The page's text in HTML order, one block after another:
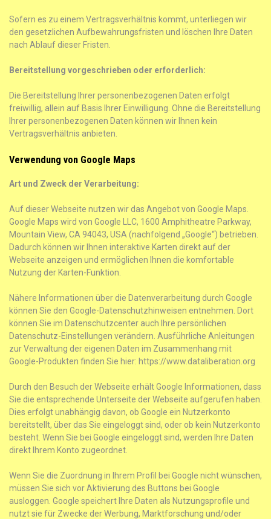
Sofern es zu einem Vertragsverhältnis kommt, unterliegen wir
den gesetzlichen Aufbewahrungsfristen und löschen Ihre Daten
nach Ablauf dieser Fristen.
Bereitstellung vorgeschrieben oder erforderlich:
Die Bereitstellung Ihrer personenbezogenen Daten erfolgt
freiwillig, allein auf Basis Ihrer Einwilligung. Ohne die Bereitstellung
Ihrer personenbezogenen Daten können wir Ihnen kein
Vertragsverhältnis anbieten.
Verwendung von Google Maps
Art und Zweck der Verarbeitung:
Auf dieser Webseite nutzen wir das Angebot von Google Maps.
Google Maps wird von Google LLC, 1600 Amphitheatre Parkway,
Mountain View, CA 94043, USA (nachfolgend „Google“) betrieben.
Dadurch können wir Ihnen interaktive Karten direkt auf der
Webseite anzeigen und ermöglichen Ihnen die komfortable
Nutzung der Karten-Funktion.
Nähere Informationen über die Datenverarbeitung durch Google
können Sie den Google-Datenschutzhinweisen entnehmen. Dort
können Sie im Datenschutzcenter auch Ihre persönlichen
Datenschutz-Einstellungen verändern. Ausführliche Anleitungen
zur Verwaltung der eigenen Daten im Zusammenhang mit
Google-Produkten finden Sie hier: https://www.dataliberation.org
Durch den Besuch der Webseite erhält Google Informationen, dass
Sie die entsprechende Unterseite der Webseite aufgerufen haben.
Dies erfolgt unabhängig davon, ob Google ein Nutzerkonto
bereitstellt, über das Sie eingeloggt sind, oder ob kein Nutzerkonto
besteht. Wenn Sie bei Google eingeloggt sind, werden Ihre Daten
direkt Ihrem Konto zugeordnet.
Wenn Sie die Zuordnung in Ihrem Profil bei Google nicht wünschen,
müssen Sie sich vor Aktivierung des Buttons bei Google
ausloggen. Google speichert Ihre Daten als Nutzungsprofile und
nutzt sie für Zwecke der Werbung, Marktforschung und/oder